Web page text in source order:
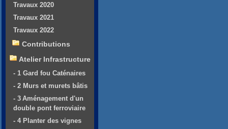
Travaux 2020
Travaux 2021
Travaux 2022
Contributions
Atelier Infrastructure
- 1 Gard fou Caténaires
- 2 Murs et murets bâtis
- 3 Aménagement d'un
double pont ferroviaire
- 4 Planter des vignes